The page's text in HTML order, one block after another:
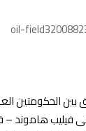
بين الحكومتين
فيليب هاموند –